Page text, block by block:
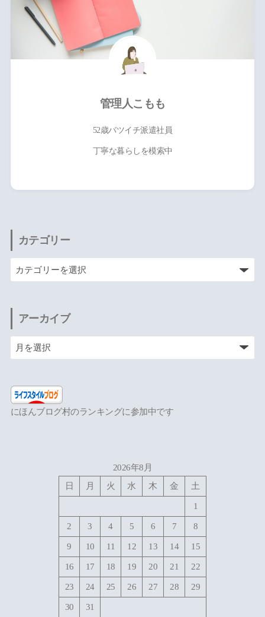
管理人こもも
52歳バツイチ派遣社員
丁寧な暮らしを模索中
カテゴリー
アーカイブ
にほんブログ村のランキングに参加中です
2026年8月
日
月 火 水 木 金 土
1
2 3 4 5 6 7 8
9 10 11 12 13 14 15
16 17 18 19 20 21 22
23 24 25 26 27 28 29
30 31